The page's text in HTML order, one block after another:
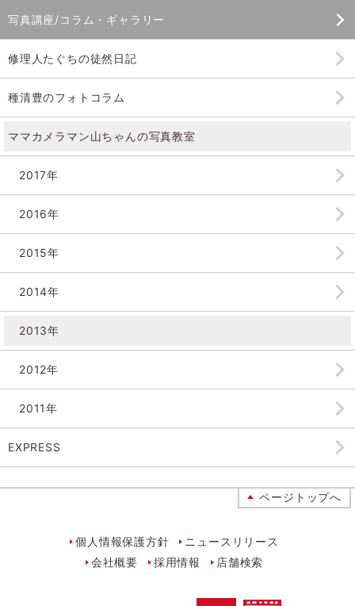
写真講座/コラム・ギャラリー
修理人たぐちの徒然日記
種清豊のフォトコラム
ママカメラマン山ちゃんの写真教室
2017年
2016年
2015年
2014年
2013年
2012年
2011年
EXPRESS
ページトップへ
個人情報保護方針
ニュースリリース
会社概要
採用情報 店舗検索